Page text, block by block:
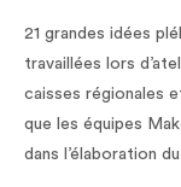
21 grandes idées
travaillées lors
caisses régionales
que les équipes
dans l’élaboration